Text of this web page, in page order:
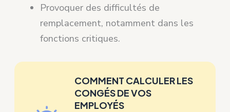
Provoquer des difficultés de
remplacement, notamment dans les
fonctions critiques.
COMMENT CALCULER LES
CONGÉS DE VOS
EMPLOYÉS